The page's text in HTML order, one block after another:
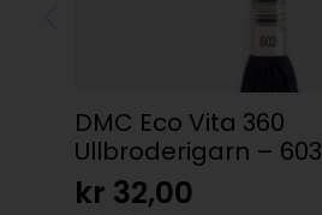
DMC Eco Vita 360
Ullbroderigarn – 603
kr 32,00